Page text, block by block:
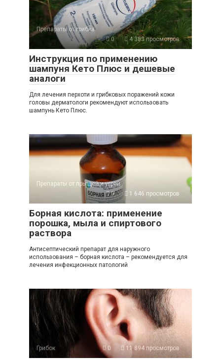
Препараты от грибка
0
4 383 просмотров
Инструкция по применению
шампуня Кето Плюс и дешевые
аналоги
Для лечения перхоти и грибковых поражений кожи
головы дерматологи рекомендуют использовать
шампунь Кето Плюс.
Препараты от прыщей и угрей
0
1 646 просмотров
Борная кислота: применение
порошка, мыла и спиртового
раствора
Антисептический препарат для наружного
использования – борная кислота – рекомендуется для
лечения инфекционных патологий
Грибок 0 11 894 просмотров